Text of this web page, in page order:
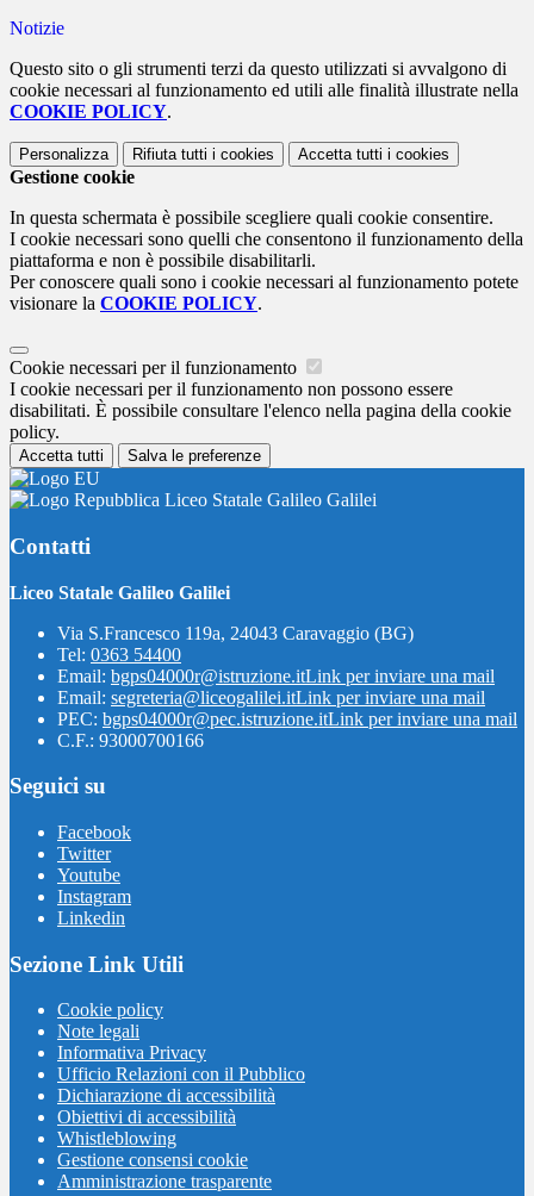
Notizie
Questo sito o gli strumenti terzi da questo utilizzati si avvalgono di
cookie necessari al funzionamento ed utili alle finalità illustrate nella
COOKIE POLICY.
Personalizza Rifiuta tutti i cookies Accetta tutti i cookies
Gestione cookie
In questa schermata è possibile scegliere quali cookie consentire.
I cookie necessari sono quelli che consentono il funzionamento della
piattaforma e non è possibile disabilitarli.
Per conoscere quali sono i cookie necessari al funzionamento potete
visionare la COOKIE POLICY.
Cookie necessari per il funzionamento
I cookie necessari per il funzionamento non possono essere
disabilitati. È possibile consultare l'elenco nella pagina della cookie
policy.
Accetta tutti Salva le preferenze
Liceo Statale Galileo Galilei
Contatti
Liceo Statale Galileo Galilei
Via S.Francesco 119a, 24043 Caravaggio (BG)
Tel: 0363 54400
Email: bgps04000r@istruzione.itLink per inviare una mail
Email: segreteria@liceogalilei.itLink per inviare una mail
PEC: bgps04000r@pec.istruzione.itLink per inviare una mail
C.F.: 93000700166
Seguici su
Facebook
Twitter
Youtube
Instagram
Linkedin
Sezione Link Utili
Cookie policy
Note legali
Informativa Privacy
Ufficio Relazioni con il Pubblico
Dichiarazione di accessibilità
Obiettivi di accessibilità
Whistleblowing
Gestione consensi cookie
Amministrazione trasparente